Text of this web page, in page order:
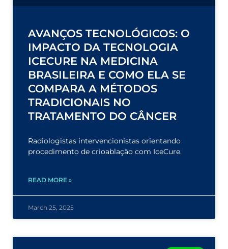
AVANÇOS TECNOLÓGICOS: O
IMPACTO DA TECNOLOGIA
ICECURE NA MEDICINA
BRASILEIRA E COMO ELA SE
COMPARA A MÉTODOS
TRADICIONAIS NO
TRATAMENTO DO CÂNCER
Radiologistas intervencionistas orientando
procedimento de crioablação com IceCure.
READ MORE »
March 25, 2025